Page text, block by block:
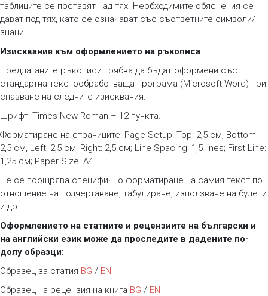
таблиците се поставят над тях. Необходимите обяснения се
дават под тях, като се означават със съответните символи/
знаци.
Изисквания към оформлението на ръкописа
Предлаганите ръкописи трябва да бъдат оформени със
стандартна текстообработваща програма (Microsoft Word) при
спазване на следните изисквания:
Шрифт: Times New Roman – 12 пункта.
Форматиране на страниците: Page Setup: Top: 2,5 см, Bottom:
2,5 см, Left: 2,5 см, Right: 2,5 см; Line Spacing: 1,5 lines; First Line:
1,25 см; Paper Size: A4.
Не се поощрява специфично форматиране на самия текст по
отношение на подчертаване, табулиране, използване на булети
и др.
Оформлението на статиите и рецензиите на български и
на английски език може да проследите в дадените по-
долу образци:
Образец за статия BG / EN
Образец на рецензия на книга BG / EN